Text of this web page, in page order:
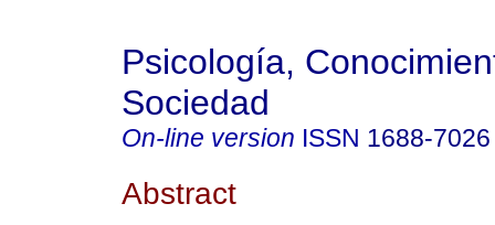
Psicología,
Sociedad
On-line version ISSN 1688-7026
Abstract